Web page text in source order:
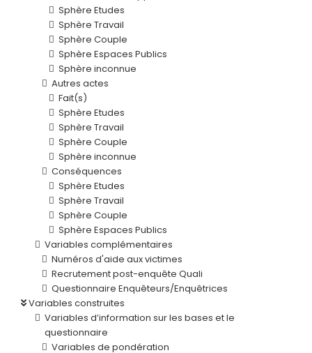
Sphère Etudes
Sphère Travail
Sphère Couple
Sphère Espaces Publics
Sphère inconnue
Autres actes
Fait(s)
Sphère Etudes
Sphère Travail
Sphère Couple
Sphère inconnue
Conséquences
Sphère Etudes
Sphère Travail
Sphère Couple
Sphère Espaces Publics
Variables complémentaires
Numéros d'aide aux victimes
Recrutement post-enquête Quali
Questionnaire Enquêteurs/Enquêtrices
Variables construites
Variables d’information sur les bases et le
questionnaire
Variables de pondération